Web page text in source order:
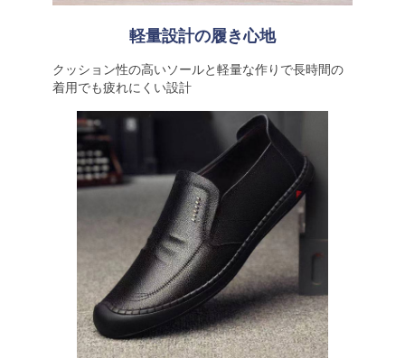
軽量設計の履き心地
クッション性の高いソールと軽量な作りで長時間の
着用でも疲れにくい設計